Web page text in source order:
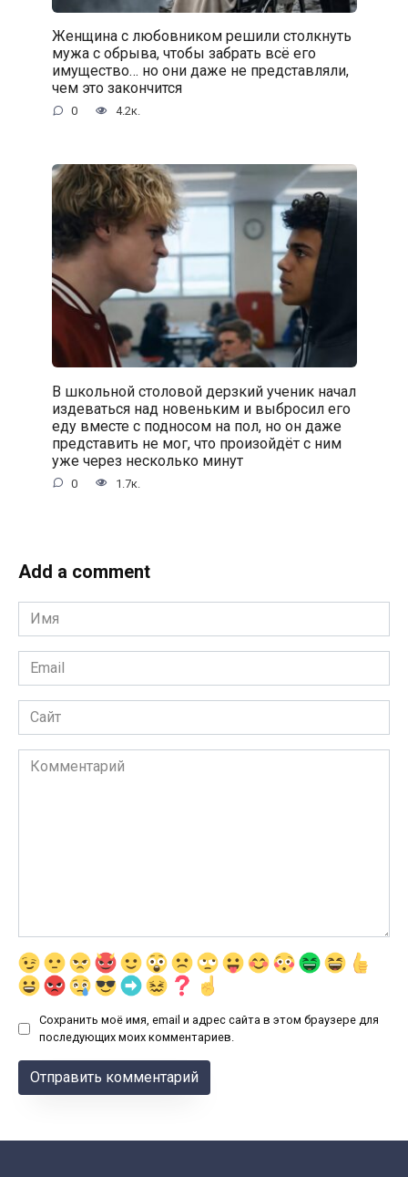
Женщина с любовником решили столкнуть
мужа с обрыва, чтобы забрать всё его
имущество… но они даже не представляли,
чем это закончится
0 4.2к.
В школьной столовой дерзкий ученик начал
издеваться над новеньким и выбросил его
еду вместе с подносом на пол, но он даже
представить не мог, что произойдёт с ним
уже через несколько минут
0 1.7к.
Add a comment
Имя
*
Email
*
Сайт
Комментарий
Сохранить моё имя, email и адрес сайта в этом браузере для
последующих моих комментариев.